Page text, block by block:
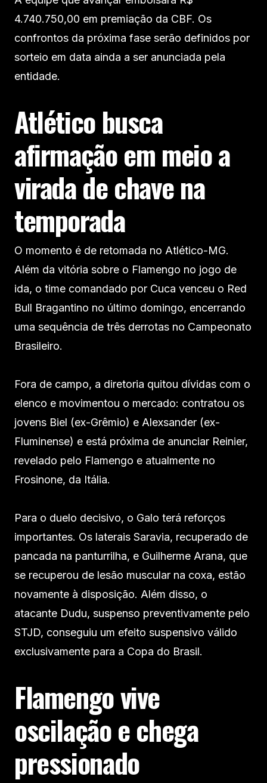
4.740.750,00 em premiação da CBF. Os
confrontos da próxima fase serão definidos por
sorteio em data ainda a ser anunciada pela
entidade.
Atlético busca
afirmação em meio a
virada de chave na
temporada
O momento é de retomada no Atlético-MG.
Além da vitória sobre o Flamengo no jogo de
ida, o time comandado por Cuca venceu o Red
Bull Bragantino no último domingo, encerrando
uma sequência de três derrotas no Campeonato
Brasileiro.
Fora de campo, a diretoria quitou dívidas com o
elenco e movimentou o mercado: contratou os
jovens Biel (ex-Grêmio) e Alexsander (ex-
Fluminense) e está próxima de anunciar Reinier,
revelado pelo Flamengo e atualmente no
Frosinone, da Itália.
Para o duelo decisivo, o Galo terá reforços
importantes. Os laterais Saravia, recuperado de
pancada na panturrilha, e Guilherme Arana, que
se recuperou de lesão muscular na coxa, estão
novamente à disposição. Além disso, o
atacante Dudu, suspenso preventivamente pelo
STJD, conseguiu um efeito suspensivo válido
exclusivamente para a Copa do Brasil.
Flamengo vive
oscilação e chega
pressionado